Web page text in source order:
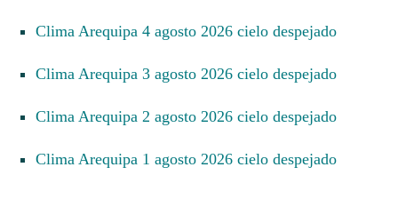
Clima Arequipa 4 agosto 2026 cielo despejado
Clima Arequipa 3 agosto 2026 cielo despejado
Clima Arequipa 2 agosto 2026 cielo despejado
Clima Arequipa 1 agosto 2026 cielo despejado